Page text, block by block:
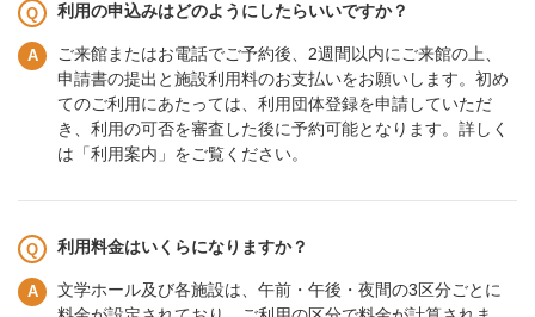
利用の申込みはどのようにしたらいいですか？
ご来館またはお電話でご予約後、2週間以内にご来館の上、
申請書の提出と施設利用料のお支払いをお願いします。初め
てのご利用にあたっては、利用団体登録を申請していただ
き、利用の可否を審査した後に予約可能となります。詳しく
は「利用案内」をご覧ください。
利用料金はいくらになりますか？
文学ホール及び各施設は、午前・午後・夜間の3区分ごとに